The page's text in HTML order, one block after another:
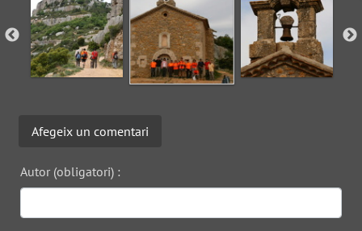
Afegeix un comentari
Autor (obligatori) :